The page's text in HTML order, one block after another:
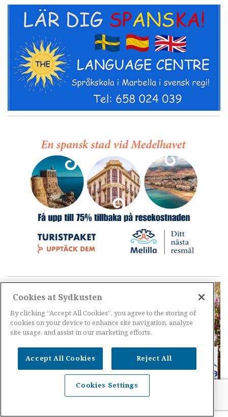
Cookies at Sydkusten
By clicking “Accept All Cookies”, you agree to the storing of
cookies on your device to enhance site navigation, analyze
site usage, and assist in our marketing efforts.
Accept All Cookies Reject All
Cookies Settings